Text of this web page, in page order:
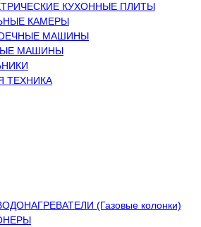
КУХОННЫЕ ПЛИТЫ
КАМЕРЫ
МАШИНЫ
МАШИНЫ
ТЕХНИКА
(Газовые колонки)